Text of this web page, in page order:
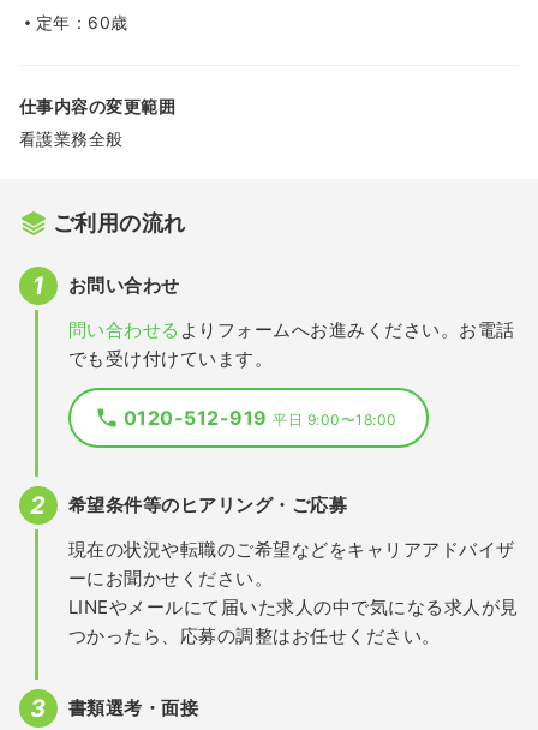
定年：60歳
仕事内容の変更範囲
看護業務全般
ご利用の流れ
お問い合わせ
問い合わせる よりフォームへお進みください。お電話
でも受け付けています。
0120-512-919平日 9:00〜18:00
希望条件等のヒアリング・ご応募
現在の状況や転職のご希望などをキャリアアドバイザ
ーにお聞かせください。
LINEやメールにて届いた求人の中で気になる求人が見
つかったら、応募の調整はお任せください。
書類選考・面接